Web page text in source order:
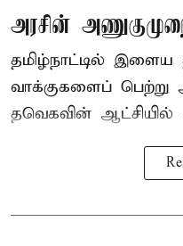
அரசின்
தமிழ்நாட்டில்
வாக்குகளைப் பெற்று
தவெகவின் ஆட்சியில்